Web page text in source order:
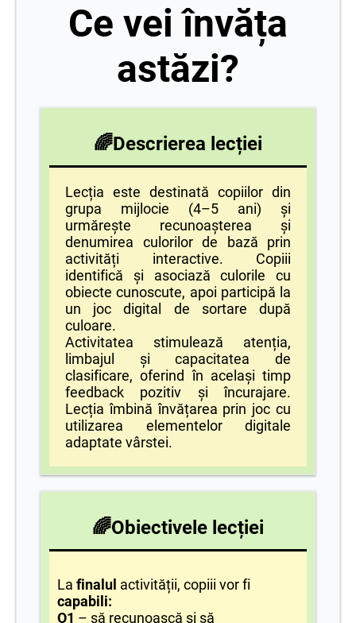
Ce vei învăța
astăzi?
🌈Descrierea lecției
Lecția este destinată copiilor din
grupa mijlocie (4–5 ani) și
urmărește recunoașterea și
denumirea culorilor de bază prin
activități interactive. Copiii
identifică și asociază culorile cu
obiecte cunoscute, apoi participă la
un joc digital de sortare după
culoare.
Activitatea stimulează atenția,
limbajul și capacitatea de
clasificare, oferind în același timp
feedback pozitiv și încurajare.
Lecția îmbină învățarea prin joc cu
utilizarea elementelor digitale
adaptate vârstei.
🌈Obiectivele lecției
La finalul activității, copiii vor fi
capabili:
O1 – să recunoască și să